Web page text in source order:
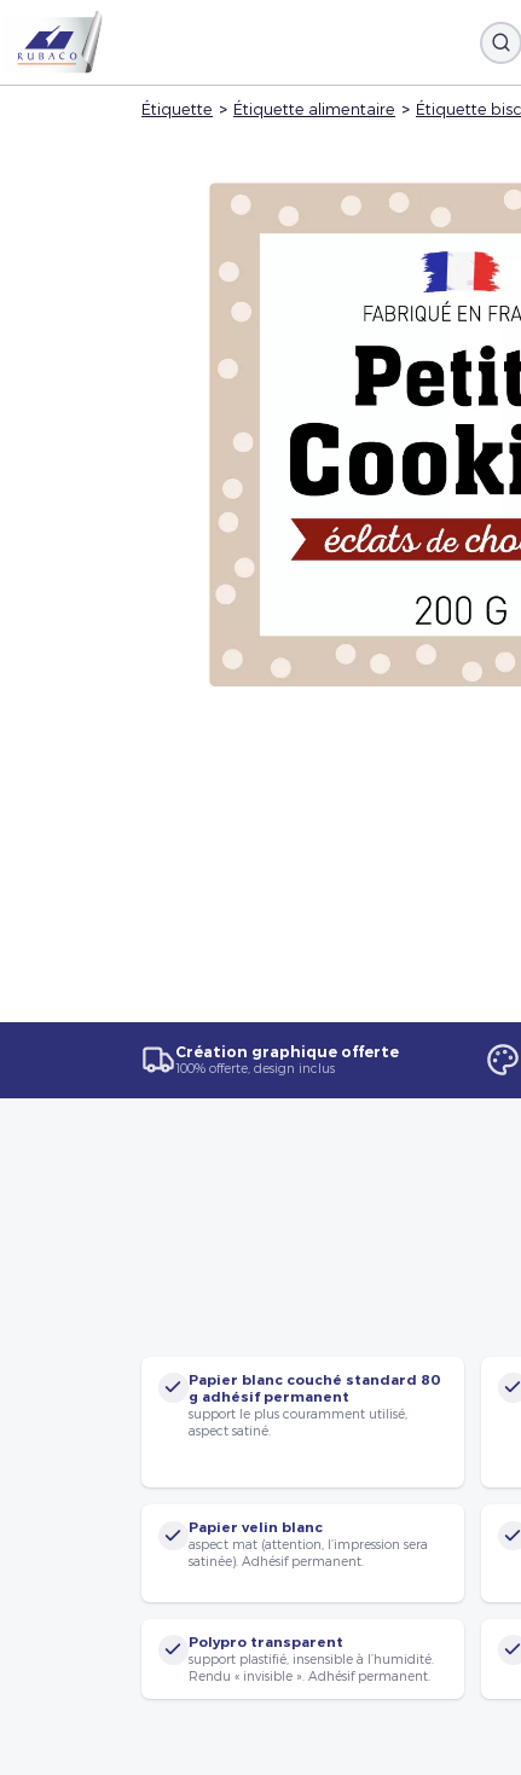
Étiquette > Étiquette alimentaire > Étiquette
Création graphique offerte
100% offerte, design inclus
Papier blanc couché standard 80
g adhésif permanent
support le plus couramment utilisé,
aspect satiné.
Papier velin blanc
aspect mat (attention, l’impression sera
satinée). Adhésif permanent.
Polypro transparent
support plastifié, insensible à l’humidité.
Rendu « invisible ». Adhésif permanent.